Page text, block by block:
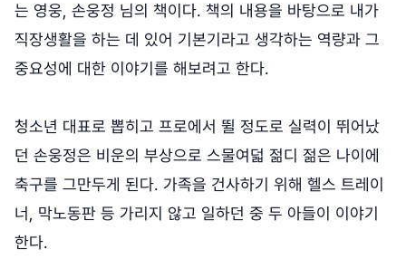
는 영웅, 손웅정 님의 책이다. 책의 내용을 바탕으로 내가
직장생활을 하는 데 있어 기본기라고 생각하는 역량과 그
중요성에 대한 이야기를 해보려고 한다.
청소년 대표로 뽑히고 프로에서 뛸 정도로 실력이 뛰어났
던 손웅정은 비운의 부상으로 스물여덟 젊디 젊은 나이에
축구를 그만두게 된다. 가족을 건사하기 위해 헬스 트레이
너, 막노동판 등 가리지 않고 일하던 중 두 아들이 이야기
한다.